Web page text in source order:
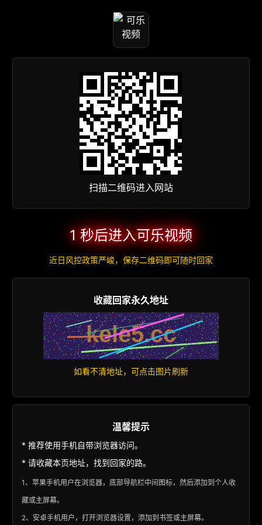
扫描二维码进入网站
1 秒后进入可乐视频
近日风控政策严峻，保存二维码即可随时回家
收藏回家永久地址
如看不清地址，可点击图片刷新
温馨提示
* 推荐使用手机自带浏览器访问。
* 请收藏本页地址，找到回家的路。
1、苹果手机用户在浏览器，底部导航栏中间图标，然后添加到个人收
藏或主屏幕。
2、安卓手机用户，打开浏览器设置，添加到书签或主屏幕。